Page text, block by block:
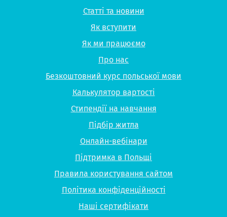
Статті та новини
Як вступити
Як ми працюємо
Про нас
Безкоштовний курс польської мови
Калькулятор вартості
Стипендії на навчання
Підбір житла
Онлайн-вебінари
Підтримка в Польщі
Правила користування сайтом
Політика конфіденційності
Наші сертифікати